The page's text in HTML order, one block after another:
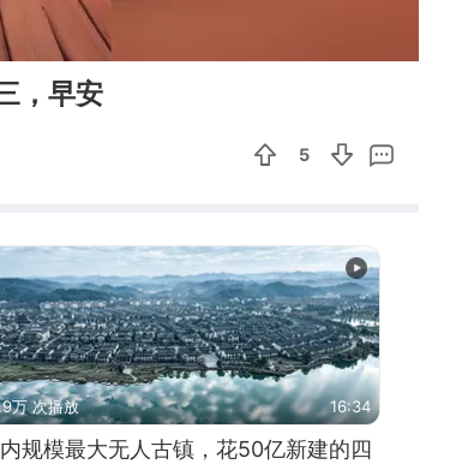
，早安
5
万 次播放 16:34
规模最大无人古镇，花50亿新建的四